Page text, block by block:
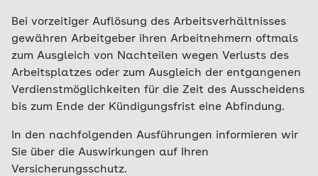
Bei vorzeitiger Auflösung des Arbeitsverhältnisses
gewähren Arbeitgeber ihren Arbeitnehmern oftmals
zum Ausgleich von Nachteilen wegen Verlusts des
Arbeitsplatzes oder zum Ausgleich der entgangenen
Verdienstmöglichkeiten für die Zeit des Ausscheidens
bis zum Ende der Kündigungsfrist eine Abfindung.
In den nachfolgenden Ausführungen informieren wir
Sie über die Auswirkungen auf Ihren
Versicherungsschutz.